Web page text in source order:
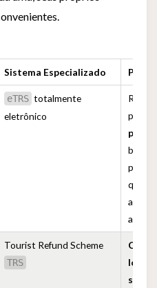
Sistema Especializado
eTRS totalmente
eletrônico
para
basta
Tourist Refund Scheme
TRS
lojas
ser